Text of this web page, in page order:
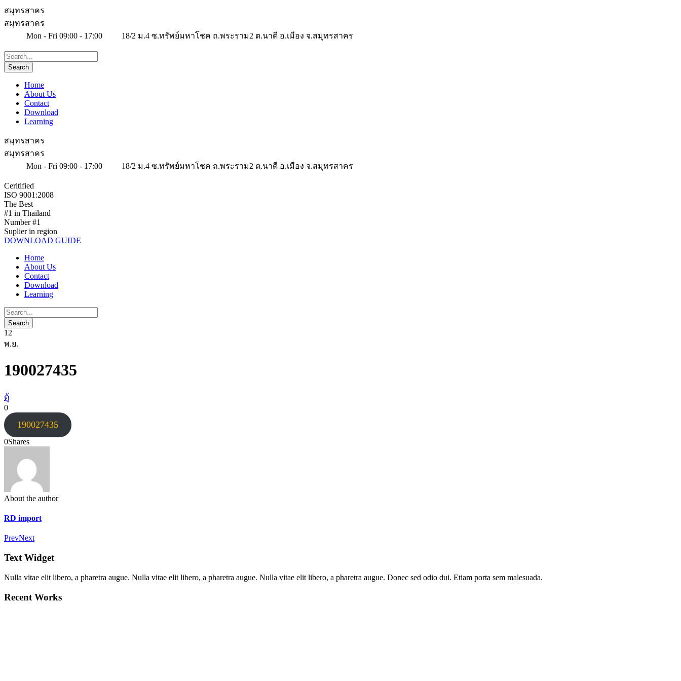
สมุทรสาคร
สมุทรสาคร
Mon - Fri 09:00 - 17:00
18/2 ม.4 ซ.ทรัพย์มหาโชค ถ.พระราม2 ต.นาดี อ.เมือง จ.สมุทรสาคร
Home
About Us
Contact
Download
Learning
สมุทรสาคร
สมุทรสาคร
Mon - Fri 09:00 - 17:00
18/2 ม.4 ซ.ทรัพย์มหาโชค ถ.พระราม2 ต.นาดี อ.เมือง จ.สมุทรสาคร
Ceritified
ISO 9001:2008
The Best
#1 in Thailand
Number #1
Suplier in region
DOWNLOAD GUIDE
Home
About Us
Contact
Download
Learning
12
พ.ย.
190027435
ตู้
0
190027435
0Shares
About the author
RD import
PrevNext
Text Widget
Nulla vitae elit libero, a pharetra augue. Nulla vitae elit libero, a pharetra augue. Nulla vitae elit libero, a pharetra augue. Donec sed odio dui. Etiam porta sem malesuada.
Recent Works